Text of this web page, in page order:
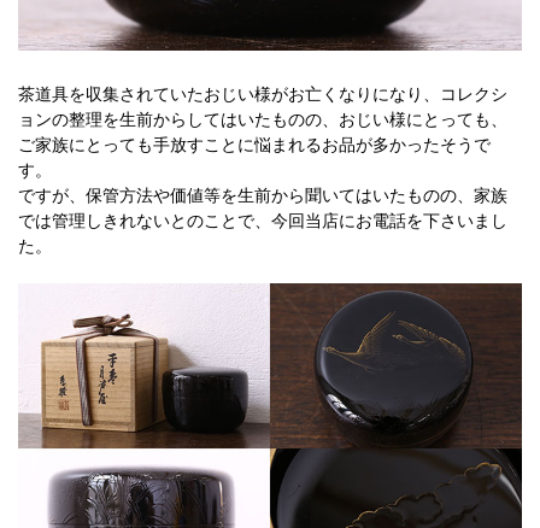
茶道具を収集されていたおじい様がお亡くなりになり、コレクシ
ョンの整理を生前からしてはいたものの、おじい様にとっても、
ご家族にとっても手放すことに悩まれるお品が多かったそうで
す。
ですが、保管方法や価値等を生前から聞いてはいたものの、家族
では管理しきれないとのことで、今回当店にお電話を下さいまし
た。